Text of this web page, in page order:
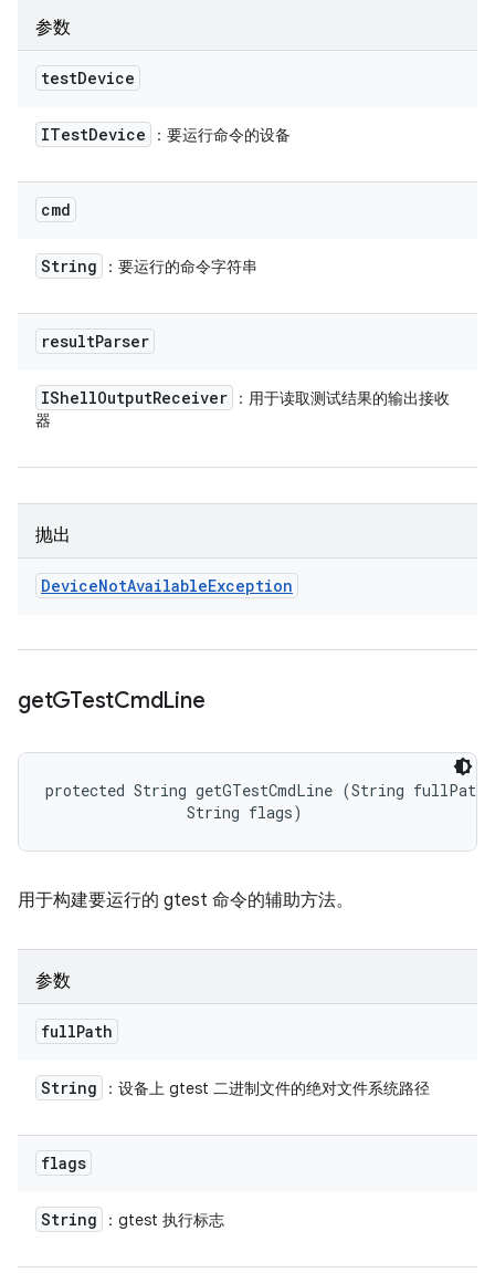
参数
testDevice
ITestDevice ：要运行命令的设备
cmd
String ：要运行的命令字符串
resultParser
IShellOutputReceiver
：用于读取测试结果的输出接收
器
抛出
DeviceNotAvailableException
getGTestCmdLine
protected String getGTestCmdLine (String
                String flags)
用于构建要运行的 gtest 命令的辅助方法。
参数
fullPath
String ：设备上 gtest 二进制文件的绝对文件系统路径
flags
String ：gtest 执行标志